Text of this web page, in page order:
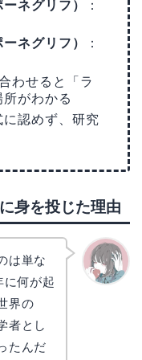
ネグリフ）
：
ネグリフ）
：
わせると「ラ
がわかる
認めず、研究
身を投じた理由
は単な
に何が起
界の
者とし
たんだ